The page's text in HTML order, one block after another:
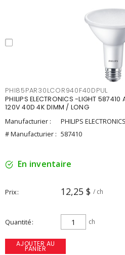
PHI85PAR30LCOR940F40DPUL
PHILIPS ELECTRONICS -LIGHT 587410
120V 40D 4K DIMM / LONG
Manufacturier :
PHILIPS
# Manufacturier : 587410
En inventaire
Prix 12,25 $ / ch
Quantité ch
AJOUTER AU
PANIER